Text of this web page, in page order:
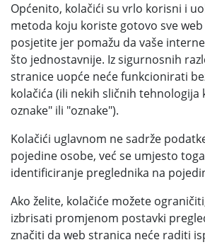
Općenito, kolačići su vrlo korisni i
metoda koju koriste gotovo sve
posjetite jer pomažu da vaše
što jednostavnije. Iz sigurnosnih
stranice uopće neće funkcionirati
kolačića (ili nekih sličnih tehnologija
oznake" ili "oznake").
Kolačići uglavnom ne sadrže
pojedine osobe, već se umjesto
identificiranje preglednika na
Ako želite, kolačiće možete
izbrisati promjenom postavki
značiti da web stranica neće raditi